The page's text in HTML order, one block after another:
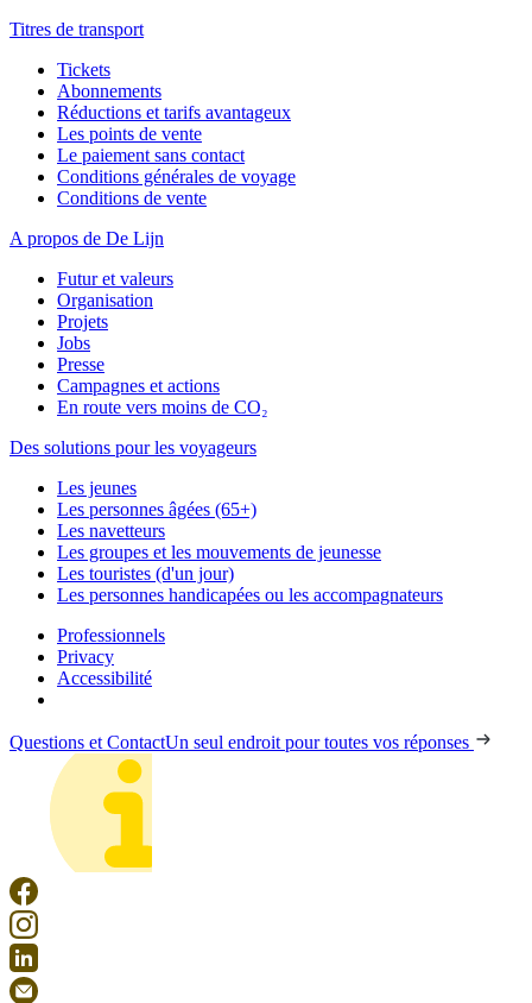
Titres de transport
Tickets
Abonnements
Réductions et tarifs avantageux
Les points de vente
Le paiement sans contact
Conditions générales de voyage
Conditions de vente
A propos de De Lijn
Futur et valeurs
Organisation
Projets
Jobs
Presse
Campagnes et actions
En route vers moins de CO₂
Des solutions pour les voyageurs
Les jeunes
Les personnes âgées (65+)
Les navetteurs
Les groupes et les mouvements de jeunesse
Les touristes (d'un jour)
Les personnes handicapées ou les accompagnateurs
Professionnels
Privacy
Accessibilité
Questions et ContactUn seul endroit pour toutes vos réponses